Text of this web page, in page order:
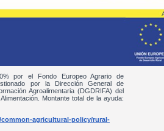
por el Fondo Europeo Agrario de
por la Dirección General de
Agroalimentaria (DGDRIFA) del
Montante total de la ayuda:
agricultural-policy/rural-